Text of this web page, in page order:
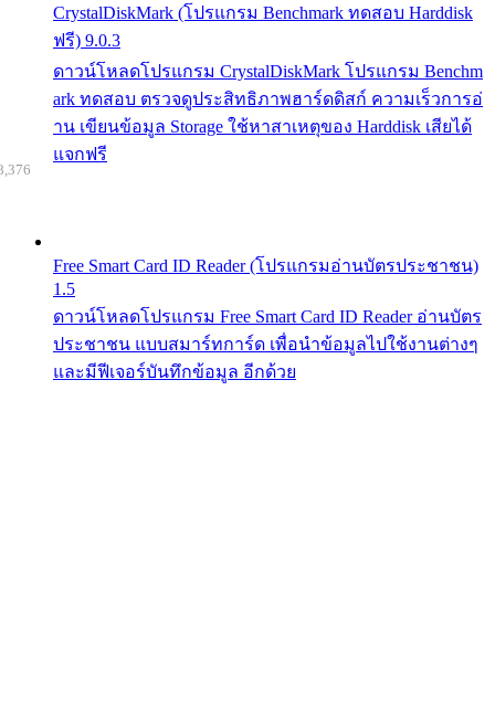
CrystalDiskMark (โปรแกรม Benchmark ทดสอบ Harddisk
ฟรี) 9.0.3
ดาวน์โหลดโปรแกรม CrystalDiskMark โปรแกรม Benchm
ark ทดสอบ ตรวจดูประสิทธิภาพฮาร์ดดิสก์ ความเร็วการอ่
าน เขียนข้อมูล Storage ใช้หาสาเหตุของ Harddisk เสียได้
แจกฟรี
Free Smart Card ID Reader (โปรแกรมอ่านบัตรประชาชน)
1.5
ดาวน์โหลดโปรแกรม Free Smart Card ID Reader อ่านบัตร
ประชาชน แบบสมาร์ทการ์ด เพื่อนำข้อมูลไปใช้งานต่างๆ
และมีฟีเจอร์บันทึกข้อมูล อีกด้วย